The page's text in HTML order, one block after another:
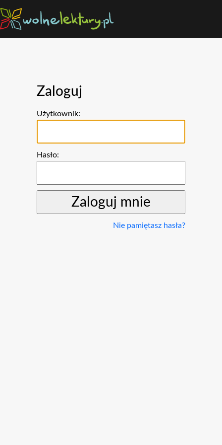
Zaloguj
Użytkownik:
Hasło:
Nie pamiętasz hasła?